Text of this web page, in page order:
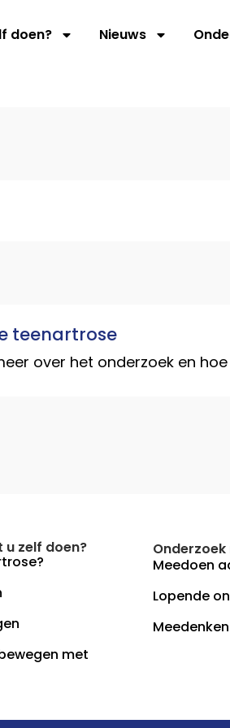
doen? Nieuws
teenartrose
over het onderzoek en
u zelf doen?
met
Meedoen
Lopende